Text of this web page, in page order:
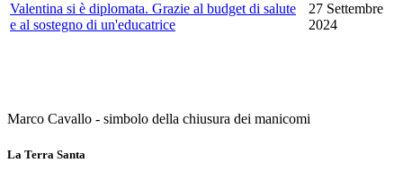
Valentina si è diplomata. Grazie al budget di salute
e al sostegno di un'educatrice
27 Settembre
2024
Marco Cavallo - simbolo della chiusura dei manicomi
La Terra Santa